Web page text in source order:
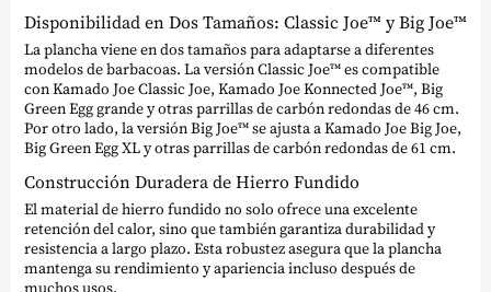
Disponibilidad en Dos Tamaños: Classic Joe™ y Big Joe™
La plancha viene en dos tamaños para adaptarse a diferentes
modelos de barbacoas. La versión Classic Joe™ es compatible
con Kamado Joe Classic Joe, Kamado Joe Konnected Joe™, Big
Green Egg grande y otras parrillas de carbón redondas de 46 cm.
Por otro lado, la versión Big Joe™ se ajusta a Kamado Joe Big Joe,
Big Green Egg XL y otras parrillas de carbón redondas de 61 cm.
Construcción Duradera de Hierro Fundido
El material de hierro fundido no solo ofrece una excelente
retención del calor, sino que también garantiza durabilidad y
resistencia a largo plazo. Esta robustez asegura que la plancha
mantenga su rendimiento y apariencia incluso después de